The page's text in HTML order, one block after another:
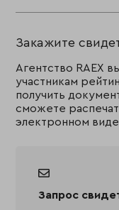
Закажите
Агентство RAEX
участникам
получить
сможете
электронном
Запрос